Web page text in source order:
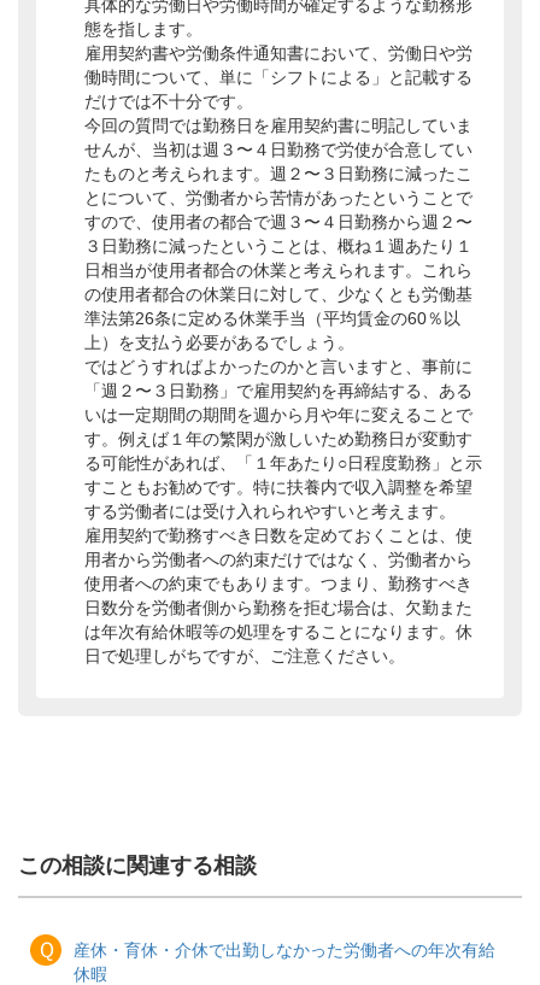
具体的な労働日や労働時間が確定するような勤務形
態を指します。
雇用契約書や労働条件通知書において、労働日や労
働時間について、単に「シフトによる」と記載する
だけでは不十分です。
今回の質問では勤務日を雇用契約書に明記していま
せんが、当初は週３〜４日勤務で労使が合意してい
たものと考えられます。週２〜３日勤務に減ったこ
とについて、労働者から苦情があったということで
すので、使用者の都合で週３〜４日勤務から週２〜
３日勤務に減ったということは、概ね１週あたり１
日相当が使用者都合の休業と考えられます。これら
の使用者都合の休業日に対して、少なくとも労働基
準法第26条に定める休業手当（平均賃金の60％以
上）を支払う必要があるでしょう。
ではどうすればよかったのかと言いますと、事前に
「週２〜３日勤務」で雇用契約を再締結する、ある
いは一定期間の期間を週から月や年に変えることで
す。例えば１年の繁閑が激しいため勤務日が変動す
る可能性があれば、「１年あたり○日程度勤務」と示
すこともお勧めです。特に扶養内で収入調整を希望
する労働者には受け入れられやすいと考えます。
雇用契約で勤務すべき日数を定めておくことは、使
用者から労働者への約束だけではなく、労働者から
使用者への約束でもあります。つまり、勤務すべき
日数分を労働者側から勤務を拒む場合は、欠勤また
は年次有給休暇等の処理をすることになります。休
日で処理しがちですが、ご注意ください。
この相談に関連する相談
Ｑ
産休・育休・介休で出勤しなかった労働者への年次有給
休暇